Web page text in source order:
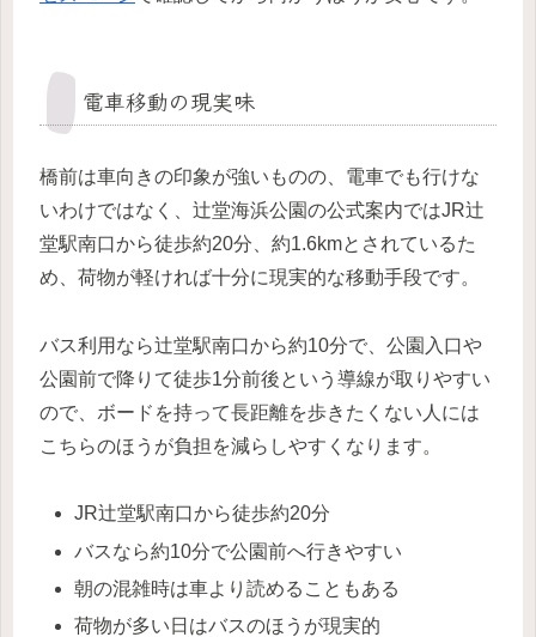
電車移動の現実味
橋前は車向きの印象が強いものの、電車でも行けな
いわけではなく、辻堂海浜公園の公式案内ではJR辻
堂駅南口から徒歩約20分、約1.6kmとされているた
め、荷物が軽ければ十分に現実的な移動手段です。
バス利用なら辻堂駅南口から約10分で、公園入口や
公園前で降りて徒歩1分前後という導線が取りやすい
ので、ボードを持って長距離を歩きたくない人には
こちらのほうが負担を減らしやすくなります。
JR辻堂駅南口から徒歩約20分
バスなら約10分で公園前へ行きやすい
朝の混雑時は車より読めることもある
荷物が多い日はバスのほうが現実的